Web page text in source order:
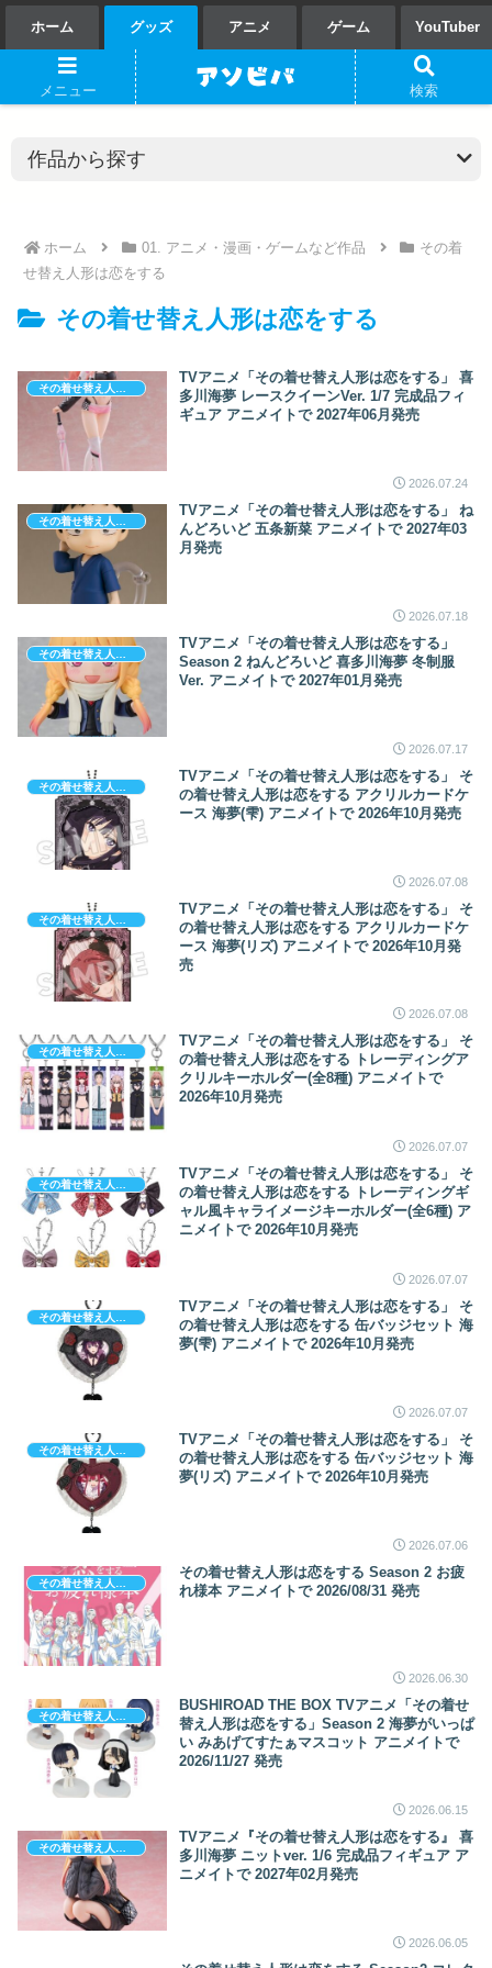
ホーム グッズ アニメ ゲーム YouTuber
ホーム 01. アニメ・漫画・ゲームなど作品
その着
せ替え人形は恋をする
その着せ替え人形は恋をする
その着せ替え人形は恋をする
TVアニメ「その着せ替え人形は恋をする」 喜
多川海夢 レースクイーンVer. 1/7 完成品フィ
ギュア アニメイトで 2027年06月発売
2026.07.24
その着せ替え人形は恋をする
TVアニメ「その着せ替え人形は恋をする」 ね
んどろいど 五条新菜 アニメイトで 2027年03
月発売
2026.07.18
TVアニメ「その着せ替え人形は恋をする」
Season 2 ねんどろいど 喜多川海夢 冬制服
Ver. アニメイトで 2027年01月発売
2026.07.17
TVアニメ「その着せ替え人形は恋をする」 そ
の着せ替え人形は恋をする アクリルカードケ
ース 海夢(雫) アニメイトで 2026年10月発売
2026.07.08
TVアニメ「その着せ替え人形は恋をする」 そ
の着せ替え人形は恋をする アクリルカードケ
ース 海夢(リズ) アニメイトで 2026年10月発
売
2026.07.08
その着せ替え人形は恋をする
TVアニメ「その着せ替え人形は恋をする」 そ
の着せ替え人形は恋をする トレーディングア
クリルキーホルダー(全8種) アニメイトで
2026年10月発売
2026.07.07
その着せ替え人形は恋をする
TVアニメ「その着せ替え人形は恋をする」 そ
の着せ替え人形は恋をする トレーディングギ
ャル風キャライメージキーホルダー(全6種) ア
ニメイトで 2026年10月発売
2026.07.07
TVアニメ「その着せ替え人形は恋をする」 そ
の着せ替え人形は恋をする 缶バッジセット 海
夢(雫) アニメイトで 2026年10月発売
2026.07.07
TVアニメ「その着せ替え人形は恋をする」 そ
の着せ替え人形は恋をする 缶バッジセット 海
夢(リズ) アニメイトで 2026年10月発売
2026.07.06
その着せ替え人形は恋をする Season 2 お疲
れ様本 アニメイトで 2026/08/31 発売
2026.06.30
BUSHIROAD THE BOX TVアニメ「その着せ
替え人形は恋をする」Season 2 海夢がいっぱ
い みあげてすたぁマスコット アニメイトで
2026/11/27 発売
2026.06.15
その着せ替え人形は恋をする
TVアニメ『その着せ替え人形は恋をする』 喜
多川海夢 ニットver. 1/6 完成品フィギュア ア
ニメイトで 2027年02月発売
2026.06.05
メニュー 検索